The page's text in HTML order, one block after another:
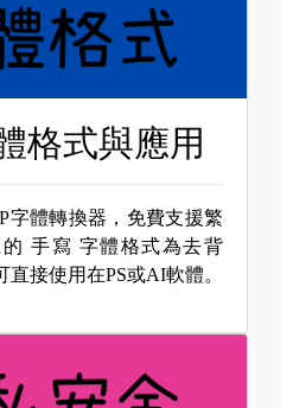
格式與應用
字體轉換器，免費支援繁
的手寫 字體格式為去背
直接使用在PS或AI軟體。